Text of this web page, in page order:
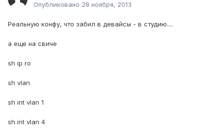
Опубликовано 28 ноября, 2013
Реальную конфу, что забил в девайсы - в студию....
а еще на свиче
sh ip ro
sh vlan
sh int vlan 1
sh int vlan 4